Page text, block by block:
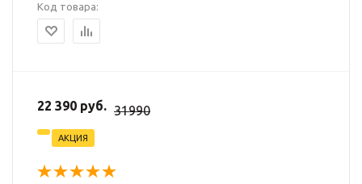
Код товара:
22 390 руб. 31990
АКЦИЯ